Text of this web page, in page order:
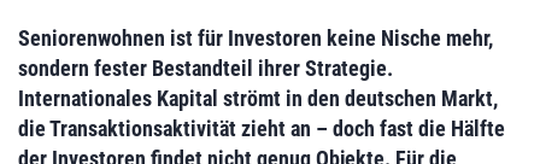
Seniorenwohnen ist für Investoren keine Nische mehr,
sondern fester Bestandteil ihrer Strategie.
Internationales Kapital strömt in den deutschen Markt,
die Transaktionsaktivität zieht an – doch fast die Hälfte
der Investoren findet nicht genug Objekte. Für die